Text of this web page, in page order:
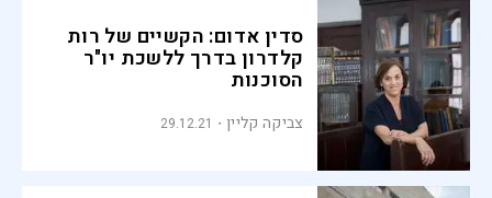
סדין אדום: הקשיים של רות
קלדרון בדרך ללשכת יו"ר
הסוכנות
צביקה קליין 29.12.21